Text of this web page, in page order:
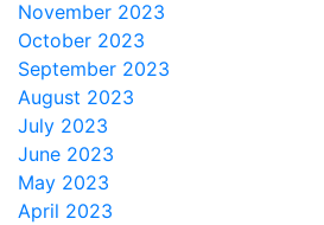
November 2023
October 2023
September 2023
August 2023
July 2023
June 2023
May 2023
April 2023